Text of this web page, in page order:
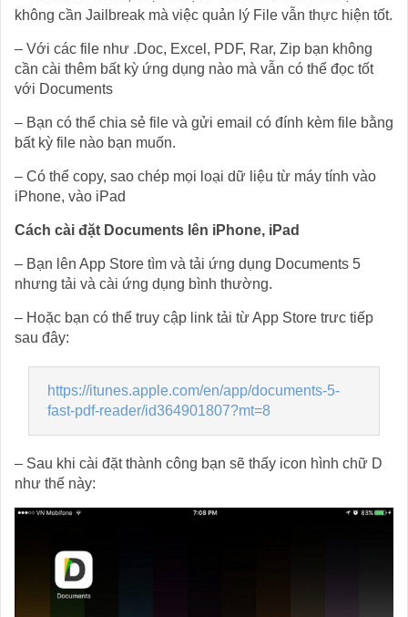
không cần Jailbreak mà việc quản lý File vẫn thực hiện tốt.
– Với các file như .Doc, Excel, PDF, Rar, Zip bạn không
cần cài thêm bất kỳ ứng dụng nào mà vẫn có thể đọc tốt
với Documents
– Bạn có thể chia sẻ file và gửi email có đính kèm file bằng
bất kỳ file nào bạn muốn.
– Có thể copy, sao chép mọi loại dữ liệu từ máy tính vào
iPhone, vào iPad
Cách cài đặt Documents lên iPhone, iPad
– Bạn lên App Store tìm và tải ứng dụng Documents 5
nhưng tải và cài ứng dụng bình thường.
– Hoặc bạn có thể truy cập link tải từ App Store trưc tiếp
sau đây:
https://itunes.apple.com/en/app/documents-5-
fast-pdf-reader/id364901807?mt=8
– Sau khi cài đặt thành công bạn sẽ thấy icon hình chữ D
như thế này: